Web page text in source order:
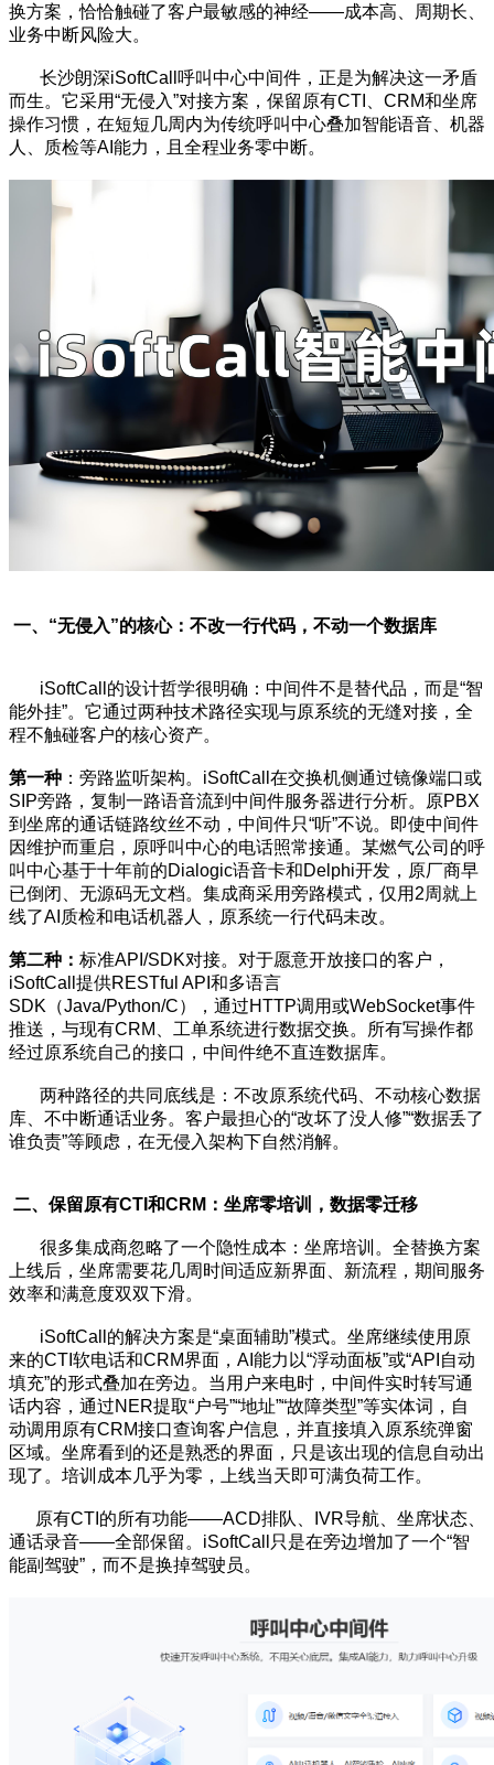
换方案，恰恰触碰了客户最敏感的神经——成本高、周期长、
业务中断风险大。
长沙朗深iSoftCall呼叫中心中间件，正是为解决这一矛盾
而生。它采用“无侵入”对接方案，保留原有CTI、CRM和坐席
操作习惯，在短短几周内为传统呼叫中心叠加智能语音、机器
人、质检等AI能力，且全程业务零中断。
一、“无侵入”的核心：不改一行代码，不动一个数据库
iSoftCall的设计哲学很明确：中间件不是替代品，而是“智
能外挂”。它通过两种技术路径实现与原系统的无缝对接，全
程不触碰客户的核心资产。
第一种 ：旁路监听架构。iSoftCall在交换机侧通过镜像端口或
SIP旁路，复制一路语音流到中间件服务器进行分析。原PBX
到坐席的通话链路纹丝不动，中间件只“听”不说。即使中间件
因维护而重启，原呼叫中心的电话照常接通。某燃气公司的呼
叫中心基于十年前的Dialogic语音卡和Delphi开发，原厂商早
已倒闭、无源码无文档。集成商采用旁路模式，仅用2周就上
线了AI质检和电话机器人，原系统一行代码未改。
第二种： 标准API/SDK对接。对于愿意开放接口的客户，
iSoftCall提供RESTful API和多语言
SDK（Java/Python/C），通过HTTP调用或WebSocket事件
推送，与现有CRM、工单系统进行数据交换。所有写操作都
经过原系统自己的接口，中间件绝不直连数据库。
两种路径的共同底线是：不改原系统代码、不动核心数据
库、不中断通话业务。客户最担心的“改坏了没人修”“数据丢了
谁负责”等顾虑，在无侵入架构下自然消解。
二、保留原有CTI和CRM：坐席零培训，数据零迁移
很多集成商忽略了一个隐性成本：坐席培训。全替换方案
上线后，坐席需要花几周时间适应新界面、新流程，期间服务
效率和满意度双双下滑。
iSoftCall的解决方案是“桌面辅助”模式。坐席继续使用原
来的CTI软电话和CRM界面，AI能力以“浮动面板”或“API自动
填充”的形式叠加在旁边。当用户来电时，中间件实时转写通
话内容，通过NER提取“户号”“地址”“故障类型”等实体词，自
动调用原有CRM接口查询客户信息，并直接填入原系统弹窗
区域。坐席看到的还是熟悉的界面，只是该出现的信息自动出
现了。培训成本几乎为零，上线当天即可满负荷工作。
原有CTI的所有功能——ACD排队、IVR导航、坐席状态、
通话录音——全部保留。iSoftCall只是在旁边增加了一个“智
能副驾驶”，而不是换掉驾驶员。